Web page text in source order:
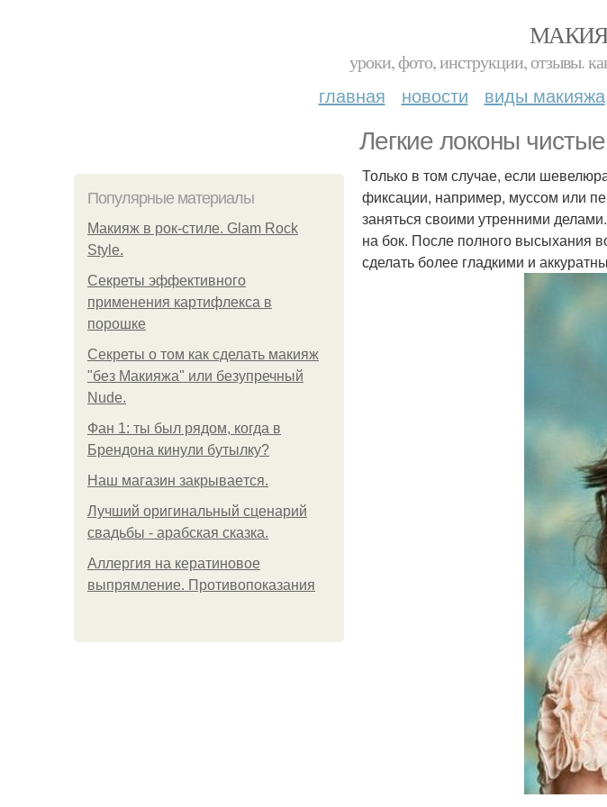
уроки, фото, инструкции, отзывы.
главная новости виды макияжа
Легкие локоны
Популярные материалы
Макияж в рок-стиле. Glam Rock
Style.
Секреты эффективного
применения картифлекса в
порошке
Секреты о том как сделать макияж
"без Макияжа" или безупречный
Nude.
Фан 1: ты был рядом, когда в
Брендона кинули бутылку?
Нaш магaзин зaкрывaeтся.
Лучший оригинальный сценарий
свадьбы - арабская сказка.
Аллергия на кератиновое
выпрямление. Противопоказания
Только в том случае, если
фиксации, например, муссом или
заняться своими утренними
на бок. После полного высыхания
сделать более гладкими и